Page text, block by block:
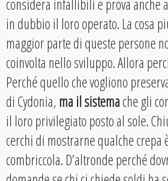
considera infallibili e prova anche
in dubbio il loro operato. La cosa
maggior parte di queste persone
coinvolta nello sviluppo. Allora
Perché quello che vogliono
di Cydonia,ma il sistemache gli
il loro privilegiato posto al sole.
cerchi di mostrarne qualche crepa
combriccola. D’altronde perché